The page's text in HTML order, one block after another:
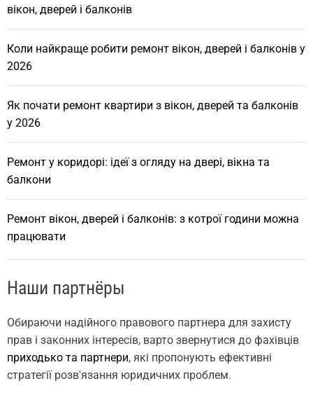
вікон, дверей і балконів
Коли найкраще робити ремонт вікон, дверей і балконів у
2026
Як почати ремонт квартири з вікон, дверей та балконів
у 2026
Ремонт у коридорі: ідеї з огляду на двері, вікна та
балкони
Ремонт вікон, дверей і балконів: з котрої години можна
працювати
Наши партнёры
Обираючи надійного правового партнера для захисту
прав і законних інтересів, варто звернутися до фахівців
приходько та партнери, які пропонують ефективні
стратегії розв'язання юридичних проблем.